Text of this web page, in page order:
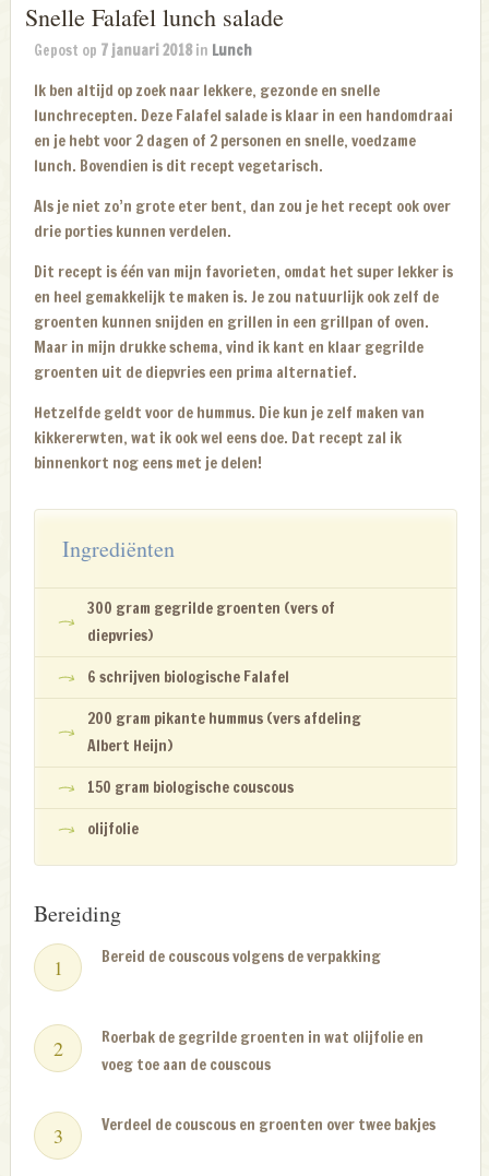
Snelle Falafel lunch salade
Gepost op 7 januari 2018in Lunch
Ik ben altijd op zoek naar lekkere, gezonde en snelle
lunchrecepten. Deze Falafel salade is klaar in een handomdraai
en je hebt voor 2 dagen of 2 personen en snelle, voedzame
lunch. Bovendien is dit recept vegetarisch.
Als je niet zo’n grote eter bent, dan zou je het recept ook over
drie porties kunnen verdelen.
Dit recept is één van mijn favorieten, omdat het super lekker is
en heel gemakkelijk te maken is. Je zou natuurlijk ook zelf de
groenten kunnen snijden en grillen in een grillpan of oven.
Maar in mijn drukke schema, vind ik kant en klaar gegrilde
groenten uit de diepvries een prima alternatief.
Hetzelfde geldt voor de hummus. Die kun je zelf maken van
kikkererwten, wat ik ook wel eens doe. Dat recept zal ik
binnenkort nog eens met je delen!
Ingrediënten
300 gram gegrilde groenten (vers of
diepvries)
6 schrijven biologische Falafel
200 gram pikante hummus (vers afdeling
Albert Heijn)
150 gram biologische couscous
olijfolie
Bereiding
Bereid de couscous volgens de verpakking
Roerbak de gegrilde groenten in wat olijfolie en
voeg toe aan de couscous
Verdeel de couscous en groenten over twee bakjes